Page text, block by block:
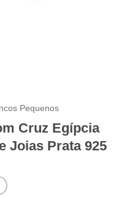
Pequenos
Cruz Egípcia
Joias Prata 925